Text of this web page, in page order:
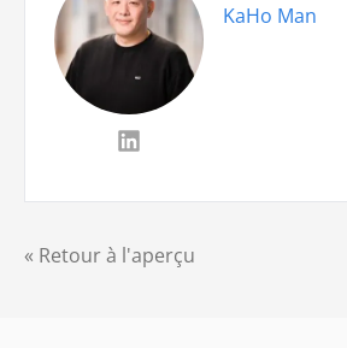
« Retour à l'aperçu
KaHo Man